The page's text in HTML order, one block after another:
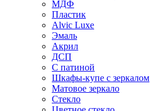
МДФ
Пластик
Alvic Luxe
Эмаль
Акрил
ДСП
С патиной
Шкафы-купе с зеркалом
Матовое зеркало
Стекло